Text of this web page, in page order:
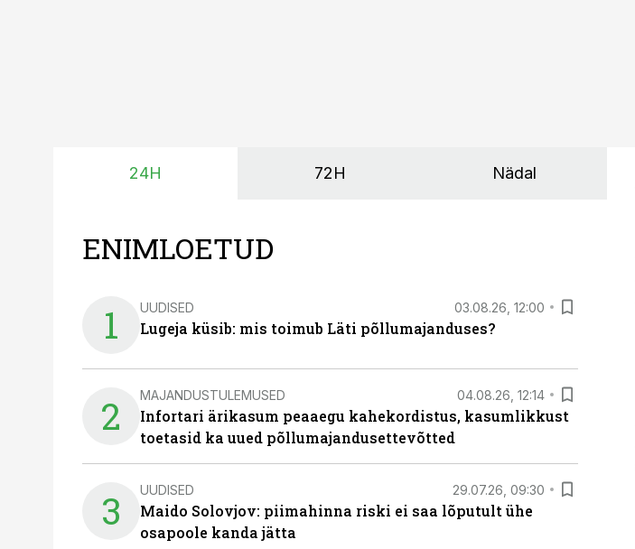
24H 72H Nädal
ENIMLOETUD
1 UUDISED 03.08.26, 12:00
Lugeja küsib: mis toimub Läti põllumajanduses?
2 MAJANDUSTULEMUSED 04.08.26, 12:14
Infortari ärikasum peaaegu kahekordistus, kasumlikkust
toetasid ka uued põllumajandusettevõtted
3 UUDISED 29.07.26, 09:30
Maido Solovjov: piimahinna riski ei saa lõputult ühe
osapoole kanda jätta